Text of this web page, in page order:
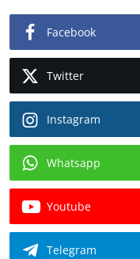
Facebook
Twitter
Instagram
Whatsapp
Youtube
Telegram